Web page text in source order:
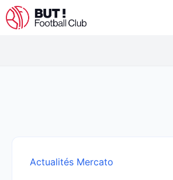
Aller
au
Actualités Mercato